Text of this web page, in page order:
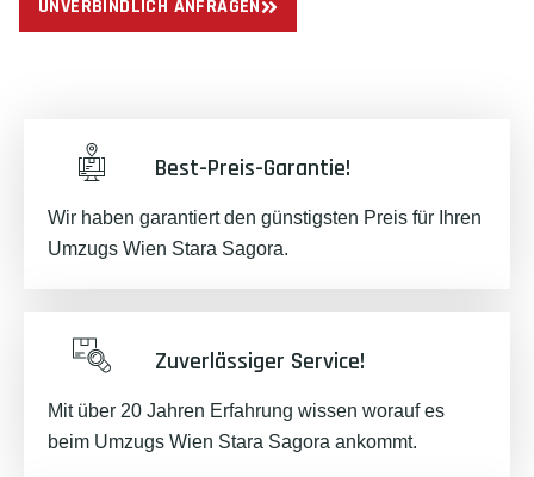
UNVERBINDLICH ANFRAGEN
Best-Preis-Garantie!
Wir haben garantiert den günstigsten Preis für Ihren
Umzugs Wien Stara Sagora.
Zuverlässiger Service!
Mit über 20 Jahren Erfahrung wissen worauf es
beim Umzugs Wien Stara Sagora ankommt.